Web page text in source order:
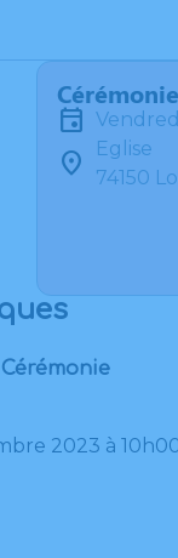
Cérémonie
Eglise
74150
Cérémonie
2023 à